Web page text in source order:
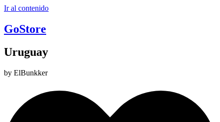
Ir al contenido
GoStore
Uruguay
by ElBunkker